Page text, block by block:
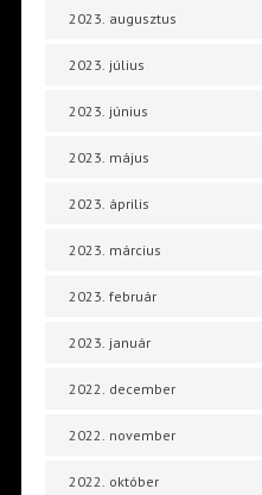
2023. augusztus
2023. július
2023. június
2023. május
2023. április
2023. március
2023. február
2023. január
2022. december
2022. november
2022. október